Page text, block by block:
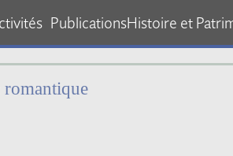
PublicationsHistoire et
romantique